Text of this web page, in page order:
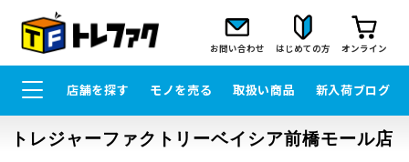
お問い合わせ はじめての方 オンライン
店舗を探す モノを売る 取扱い商品 新入荷ブログ
トレジャーファクトリーベイシア前橋モール店